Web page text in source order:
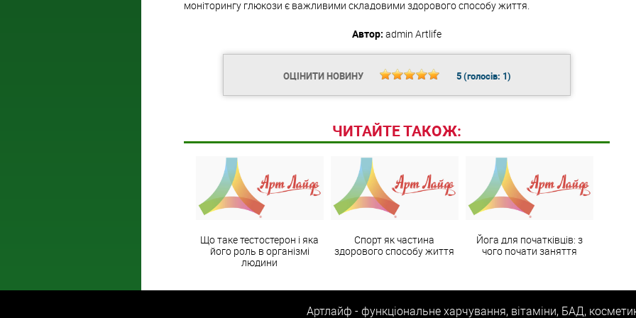
моніторингу глюкози є важливими складовими здорового способу життя.
Автор: admin Artlife
ОЦІНИТИ НОВИНУ 5(голосів: 1)
ЧИТАЙТЕ ТАКОЖ:
Що таке тестостерон і яка
його роль в організмі
людини
Спорт як частина
здорового способу життя
Йога для початківців: з
чого почати заняття
Артлайф - функціональне харчування, вітаміни, БАД,